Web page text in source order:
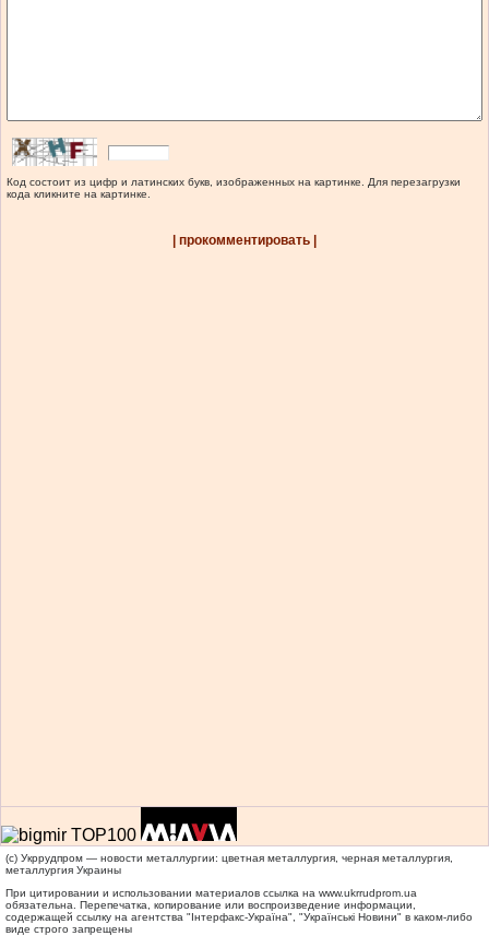
Код состоит из цифр и латинских букв, изображенных на картинке. Для перезагрузки
кода кликните на картинке.
| прокомментировать |
(c) Укррудпром — новости металлургии: цветная металлургия, черная металлургия,
металлургия Украины
При цитировании и использовании материалов ссылка на www.ukrrudprom.ua
обязательна. Перепечатка, копирование или воспроизведение информации,
содержащей ссылку на агентства "Iнтерфакс-Україна", "Українськi Новини" в каком-либо
виде строго запрещены